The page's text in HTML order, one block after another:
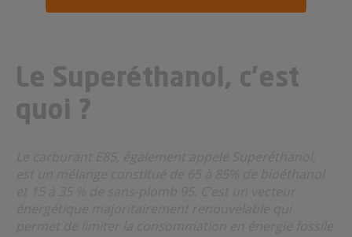
Le Superéthanol, c’est
quoi ?